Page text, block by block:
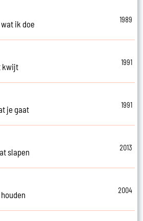
ik doe
1989
kwijt
1991
je gaat
1991
slapen
2013
2004